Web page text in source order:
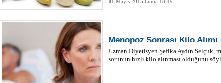
01 Mayıs 2015 Cuma 18:49
Menopoz Sonrası Kilo Alımı
Uzman Diyetisyen Şefika Aydın Selçuk,
sorunun hızlı kilo alınması olduğunu